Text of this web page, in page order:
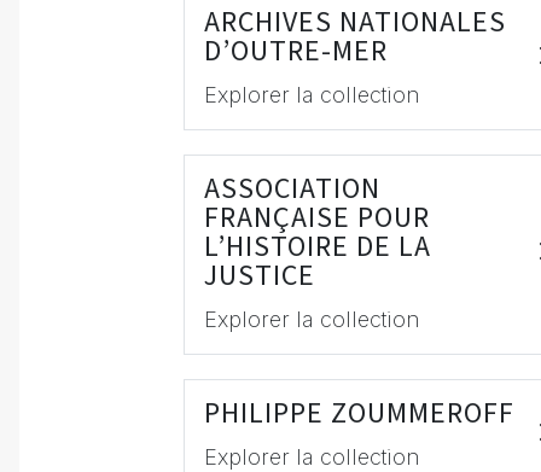
ARCHIVES NATIONALES
D’OUTRE-MER
Explorer la collection
ASSOCIATION
FRANÇAISE POUR
L’HISTOIRE DE LA
JUSTICE
Explorer la collection
PHILIPPE ZOUMMEROFF
Explorer la collection